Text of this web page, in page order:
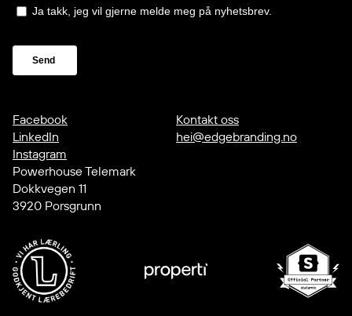
Facebook
LinkedIn
Instagram
Kontakt oss
hei@edgebranding.no
Powerhouse Telemark
Dokkvegen 11
3920 Porsgrunn